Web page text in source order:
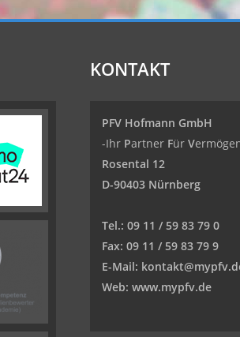
KONTAKT
PFV Hofmann GmbH
-Ihr Partner Für V
Rosental 12
D-90403 Nürnberg
Tel.: 09 11 / 59 83 79 0
Fax: 09 11 / 59 83 79 9
E-Mail:
Web: www.mypfv.de